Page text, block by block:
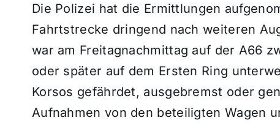
Die Polizei hat die Ermittlungen
Fahrtstrecke dringend nach weiteren
war am Freitagnachmittag auf der A66
oder später auf dem Ersten Ring
Korsos gefährdet, ausgebremst oder
Aufnahmen von den beteiligten Wagen